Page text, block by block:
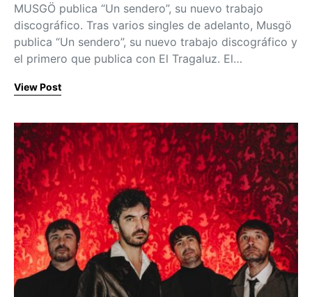
MUSGÖ publica “Un sendero”, su nuevo trabajo
discográfico. Tras varios singles de adelanto, Musgö
publica “Un sendero”, su nuevo trabajo discográfico y
el primero que publica con El Tragaluz. El…
View Post